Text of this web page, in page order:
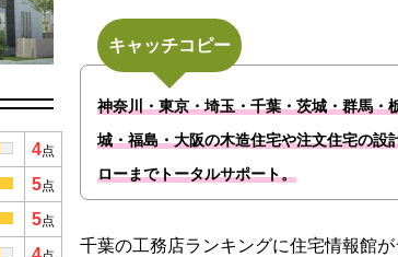
4点
5点
5点
キャッチコピー
神奈川・東京・埼玉・千葉・茨城・群馬・
城・福島・大阪の木造住宅や注文住宅の設
ローまでトータルサポート。
千葉の工務店ランキングに住宅情報館が